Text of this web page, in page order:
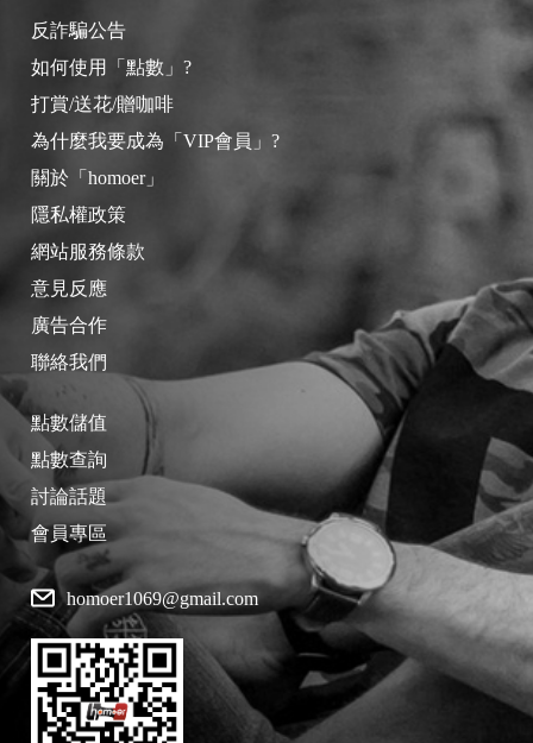
反詐騙公告
如何使用「點數」?
打賞/送花/贈咖啡
為什麼我要成為「VIP會員」?
關於「homoer」
隱私權政策
網站服務條款
意見反應
廣告合作
聯絡我們
點數儲值
點數查詢
討論話題
會員專區
homoer1069@gmail.com